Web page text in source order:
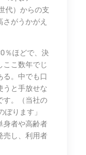
代）からの支
がうかがえ
％ほどで、決
ここ数年でじ
る。中でも口
うと手放せな
す。（当社の
ります」
身者や高齢者
売し、利用者